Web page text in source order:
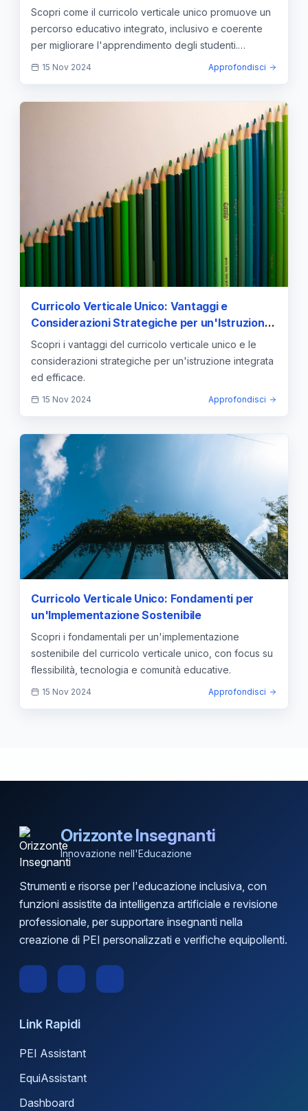
Scopri come il curricolo verticale unico promuove un
percorso educativo integrato, inclusivo e coerente
per migliorare l'apprendimento degli studenti.
Keywords: curricolo verticale unico, integrazione
didattiche, sviluppo personale, monitoraggio studenti
15 Nov 2024 Approfondisci
Curricolo Verticale Unico: Vantaggi e
Considerazioni Strategiche per un'Istruzione
Efficace
Scopri i vantaggi del curricolo verticale unico e le
considerazioni strategiche per un'istruzione integrata
ed efficace.
15 Nov 2024 Approfondisci
Curricolo Verticale Unico: Fondamenti per
un'Implementazione Sostenibile
Scopri i fondamentali per un'implementazione
sostenibile del curricolo verticale unico, con focus su
flessibilità, tecnologia e comunità educative.
15 Nov 2024 Approfondisci
Orizzonte Insegnanti
Innovazione nell'Educazione
Strumenti e risorse per l'educazione inclusiva, con
funzioni assistite da intelligenza artificiale e revisione
professionale, per supportare insegnanti nella
creazione di PEI personalizzati e verifiche equipollenti.
Link Rapidi
PEI Assistant
EquiAssistant
Dashboard